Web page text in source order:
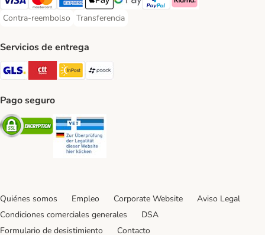
Visa Payment Method
Mastercard Payment Method
American Express Payment Method
Apple Pay Payment Method
Google Pay Payment Method
PayPal Payment Method
Klarna Payment Method
Contra-reembolso
Contra-reembolso Payment Method
Transferencia
Transferencia Payment Method
Servicios de entrega
GLS Shipping Method
CTTExpress Shipping Method
InPost Shipping Method
paack Shipping Method
Pago seguro
Security
Quiénes somos Empleo Corporate Website
Aviso Legal
Condiciones comerciales generales
DSA
Formulario de desistimiento
Contacto